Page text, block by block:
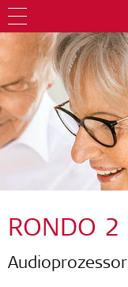
RONDO 2
Audioprozessor